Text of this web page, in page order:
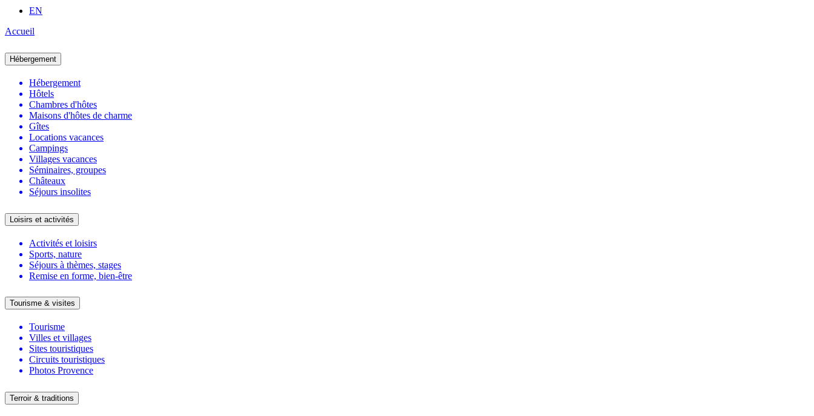
EN
Accueil
Hébergement
Hébergement
Hôtels
Chambres d'hôtes
Maisons d'hôtes de charme
Gîtes
Locations vacances
Campings
Villages vacances
Séminaires, groupes
Châteaux
Séjours insolites
Loisirs et activités
Activités et loisirs
Sports, nature
Séjours à thèmes, stages
Remise en forme, bien-être
Tourisme & visites
Tourisme
Villes et villages
Sites touristiques
Circuits touristiques
Photos Provence
Terroir & traditions